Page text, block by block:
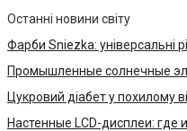
Останні новини світу
Фарби Sniezka: універсальні
Промышленные солнечные
Цукровий діабет у похилому
Настенные LCD-дисплеи: